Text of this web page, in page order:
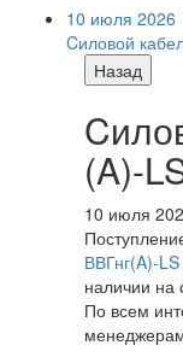
10 июля 2026
Cиловой
Назад
(A)-
10 июля
ВВГнг(A)-
наличии на
По всем